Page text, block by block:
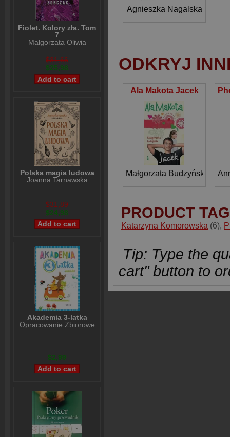
Fiolet. Kolory zła. Tom
7
Małgorzata Oliwia
$31,66
$25,98
Polska magia ludowa
Joanna Tarnawska
$31,89
$24,98
Akademia 3-latka
Opracowanie Zbiorowe
$2,99
Agnieszka Nagalska
ODKRYJ
Ala Makota Jacek
Małgorzata Budzyńska
PRODUCT
Katarzyna Komorowska (6),
Tip: Type the
cart" button to